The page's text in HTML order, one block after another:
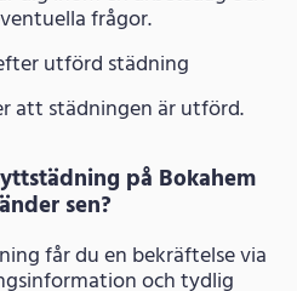
frågor.
utförd städning
att städningen är utförd.
på Bokahem
sen?
får du en bekräftelse via
och tydlig